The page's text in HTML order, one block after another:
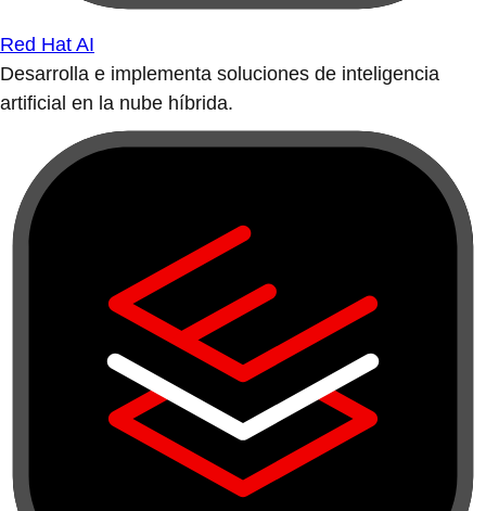
Red Hat AI
Desarrolla e implementa soluciones de inteligencia
artificial en la nube híbrida.